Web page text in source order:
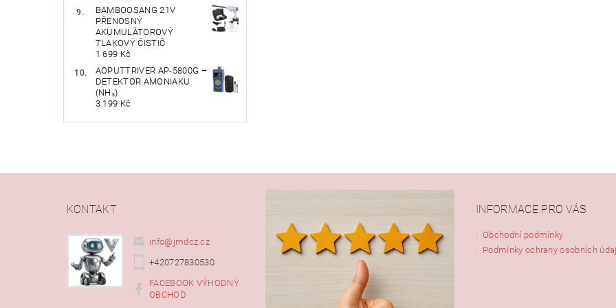
BAMBOOSANG 21V
PŘENOSNÝ
AKUMULÁTOROVÝ
TLAKOVÝ ČISTIČ
1 699 Kč
AOPUTTRIVER AP-5800G –
DETEKTOR AMONIAKU
(NH₃)
3 199 Kč
KONTAKT
info@ jmdcz.cz
+420727830530
FACEBOOK VÝHODNÝ
OBCHOD
INFORMACE PRO VÁS
Obchodní podmínky
Podmínky ochrany osobních